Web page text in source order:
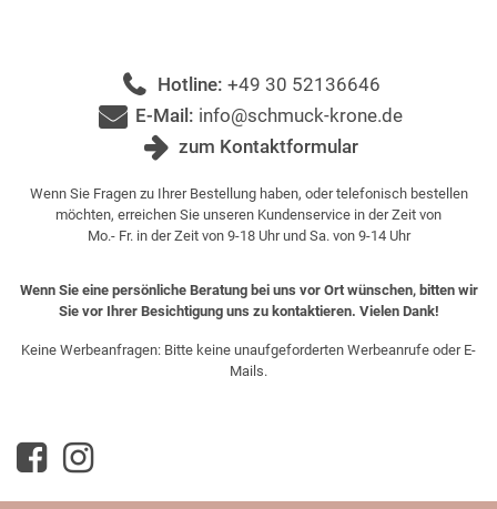
Hotline: +49 30 52136646
E-Mail: info@schmuck-krone.de
zum Kontaktformular
Wenn Sie Fragen zu Ihrer Bestellung haben, oder telefonisch bestellen
möchten, erreichen Sie unseren Kundenservice in der Zeit von
Mo.- Fr. in der Zeit von 9-18 Uhr und Sa. von 9-14 Uhr
Wenn Sie eine persönliche Beratung bei uns vor Ort wünschen, bitten wir
Sie vor Ihrer Besichtigung uns zu kontaktieren. Vielen Dank!
Keine Werbeanfragen: Bitte keine unaufgeforderten Werbeanrufe oder E-
Mails.